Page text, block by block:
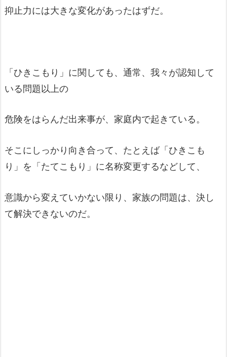
抑止力には大きな変化があったはずだ。
「ひきこもり」に関しても、通常、我々が認知して
いる問題以上の
危険をはらんだ出来事が、家庭内で起きている。
そこにしっかり向き合って、たとえば「ひきこも
り」を「たてこもり」に名称変更するなどして、
意識から変えていかない限り、家族の問題は、決し
て解決できないのだ。